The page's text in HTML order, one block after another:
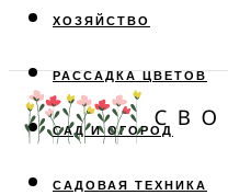
ХОЗЯЙСТВО
РАССАДКА ЦВЕТОВ
САД И ОГОРОД
САДОВАЯ ТЕХНИКА